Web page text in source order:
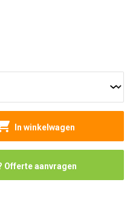
In winkelwagen
Offerte aanvragen